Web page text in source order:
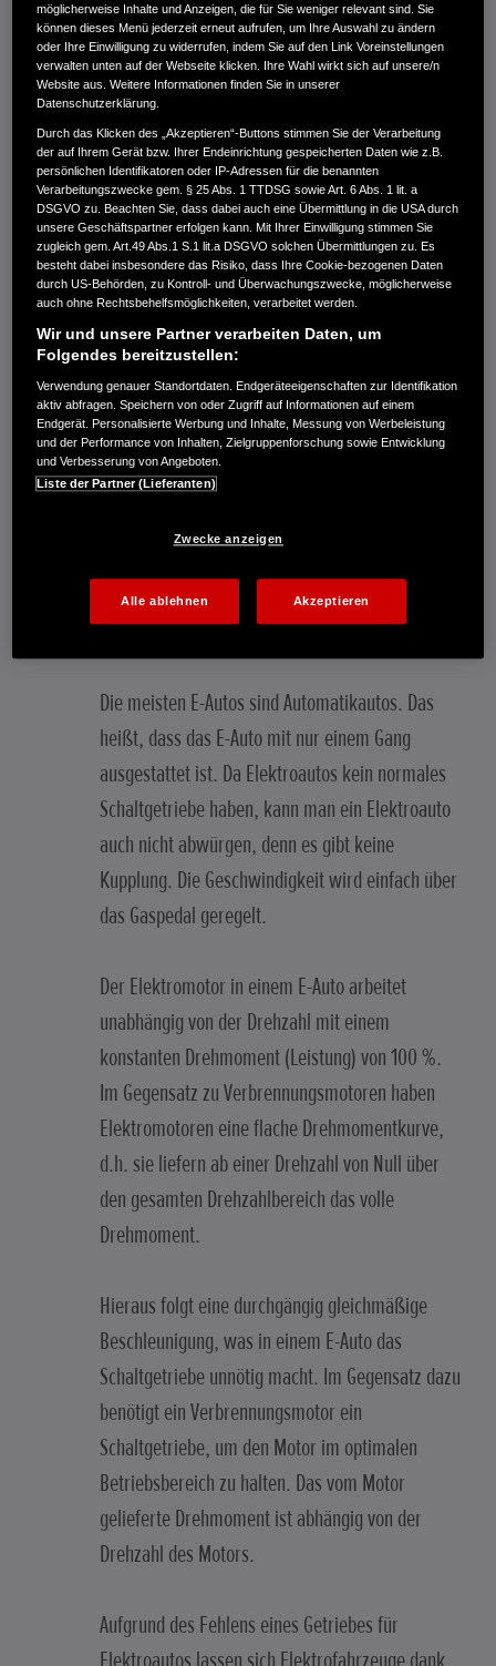
Inhalt dieses Artikels
Getriebe für Elektroautos: Gibt es Gänge?
E-Auto Schaltung: Haben Elektrofahrzeuge einen
Rückwärtsgang
Gibt es Elektroautos mit einem Schaltgetriebe
Wie funktioniert die Kraftübertragung bei
Elektrofahrzeugen?
Gibt es bei Hybridfahrzeugen Gänge?
Häufig gestellte Fragen: E-Autos und Schaltung
Getriebe für Elektroautos: Gibt es
bei Elektroautos Gänge?
Die meisten E-Autos sind Automatikautos. Das
heißt, dass das E-Auto mit nur einem Gang
ausgestattet ist. Da Elektroautos kein normales
Schaltgetriebe haben, kann man ein Elektroauto
auch nicht abwürgen, denn es gibt keine
Kupplung. Die Geschwindigkeit wird einfach über
das Gaspedal geregelt.
Der Elektromotor in einem E-Auto arbeitet
unabhängig von der Drehzahl mit einem
konstanten Drehmoment (Leistung) von 100 %.
Im Gegensatz zu Verbrennungsmotoren haben
Elektromotoren eine flache Drehmomentkurve,
d.h. sie liefern ab einer Drehzahl von Null über
den gesamten Drehzahlbereich das volle
Drehmoment.
Hieraus folgt eine durchgängig gleichmäßige
Beschleunigung, was in einem E-Auto das
Schaltgetriebe unnötig macht. Im Gegensatz dazu
benötigt ein Verbrennungsmotor ein
Schaltgetriebe, um den Motor im optimalen
Betriebsbereich zu halten. Das vom Motor
gelieferte Drehmoment ist abhängig von der
Drehzahl des Motors.
Aufgrund des Fehlens eines Getriebes für
möglicherweise Inhalte und Anzeigen, die für Sie weniger relevant sind. Sie
können dieses Menü jederzeit erneut aufrufen, um Ihre Auswahl zu ändern
oder Ihre Einwilligung zu widerrufen, indem Sie auf den Link Voreinstellungen
verwalten unten auf der Webseite klicken. Ihre Wahl wirkt sich auf unsere/n
Website aus. Weitere Informationen finden Sie in unserer
Datenschutzerklärung.
Durch das Klicken des „Akzeptieren“-Buttons stimmen Sie der Verarbeitung
der auf Ihrem Gerät bzw. Ihrer Endeinrichtung gespeicherten Daten wie z.B.
persönlichen Identifikatoren oder IP-Adressen für die benannten
Verarbeitungszwecke gem. § 25 Abs. 1 TTDSG sowie Art. 6 Abs. 1 lit. a
DSGVO zu. Beachten Sie, dass dabei auch eine Übermittlung in die USA durch
unsere Geschäftspartner erfolgen kann. Mit Ihrer Einwilligung stimmen Sie
zugleich gem. Art.49 Abs.1 S.1 lit.a DSGVO solchen Übermittlungen zu. Es
besteht dabei insbesondere das Risiko, dass Ihre Cookie-bezogenen Daten
durch US-Behörden, zu Kontroll- und Überwachungszwecke, möglicherweise
auch ohne Rechtsbehelfsmöglichkeiten, verarbeitet werden.
Wir und unsere Partner verarbeiten Daten, um
Folgendes bereitzustellen:
Verwendung genauer Standortdaten. Endgeräteeigenschaften zur Identifikation
aktiv abfragen. Speichern von oder Zugriff auf Informationen auf einem
Endgerät. Personalisierte Werbung und Inhalte, Messung von Werbeleistung
und der Performance von Inhalten, Zielgruppenforschung sowie Entwicklung
und Verbesserung von Angeboten.
Liste der Partner (Lieferanten)
Zwecke anzeigen
Alle ablehnen Akzeptieren